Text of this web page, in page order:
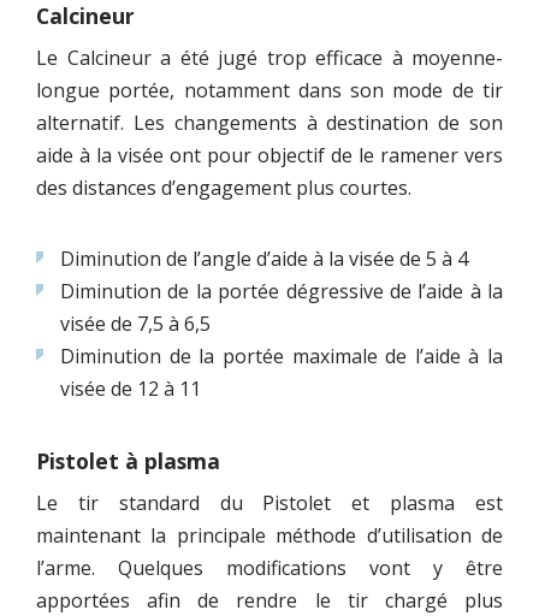
Calcineur
Le Calcineur a été jugé trop efficace à moyenne-
longue portée, notamment dans son mode de tir
alternatif. Les changements à destination de son
aide à la visée ont pour objectif de le ramener vers
des distances d’engagement plus courtes.
Diminution de l’angle d’aide à la visée de 5 à 4
Diminution de la portée dégressive de l’aide à la
visée de 7,5 à 6,5
Diminution de la portée maximale de l’aide à la
visée de 12 à 11
Pistolet à plasma
Le tir standard du Pistolet et plasma est
maintenant la principale méthode d’utilisation de
l’arme. Quelques modifications vont y être
apportées afin de rendre le tir chargé plus